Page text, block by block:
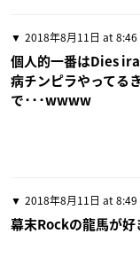
2018年8月11日 at 8:46
個人的一番はDies
病チンピラやってる
で･･･wwww
2018年8月11日 at 8:49
幕末Rockの龍馬が好